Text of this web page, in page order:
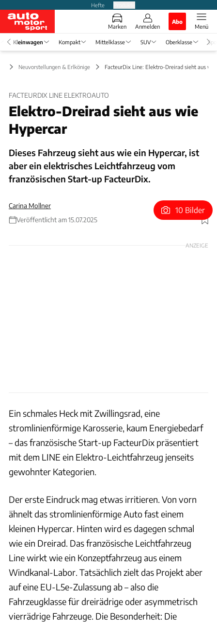
Hefte
Marken Anmelden
Abo
Menü
Kleinwagen Kompakt Mittelklasse SUV Oberklasse
Neuvorstellungen & Erlkönige FacteurDix Line: Elektro-Dreirad sieht aus
FACTEURDIX LINE ELEKTROAUTO
Elektro-Dreirad sieht aus wie
Hypercar
Dieses Fahrzeug sieht aus wie ein Hypercar, ist
aber ein elektrisches Leichtfahrzeug vom
französischen Start-up FacteurDix.
Carina Mollner
Veröffentlicht am 15.07.2025
Foto: FacteurDix/Screenshot/https://www.youtube.com/watch?v=viS0LgwkPWw
10 Bilder
ANZEIGE
Ein schmales Heck mit Zwillingsrad, eine
stromlinienförmige Karosserie, kaum Energiebedarf
– das französische Start-up FacteurDix präsentiert
mit dem LINE ein Elektro-Leichtfahrzeug jenseits
gewohnter Kategorien.
Der erste Eindruck mag etwas irritieren. Von vorn
ähnelt das stromlinienförmige Auto fast einem
kleinen Hypercar. Hinten wird es dagegen schmal
wie ein Dreirad. Das französische Leichtfahrzeug
Line wirkt wie ein Konzeptfahrzeug aus einem
Windkanal-Labor. Tatsächlich zielt das Projekt aber
auf eine EU-L5e-Zulassung ab – also die
Fahrzeugklasse für dreirädrige oder asymmetrisch
vierrädrige Fahrzeuge. Die Besonderheit: Die